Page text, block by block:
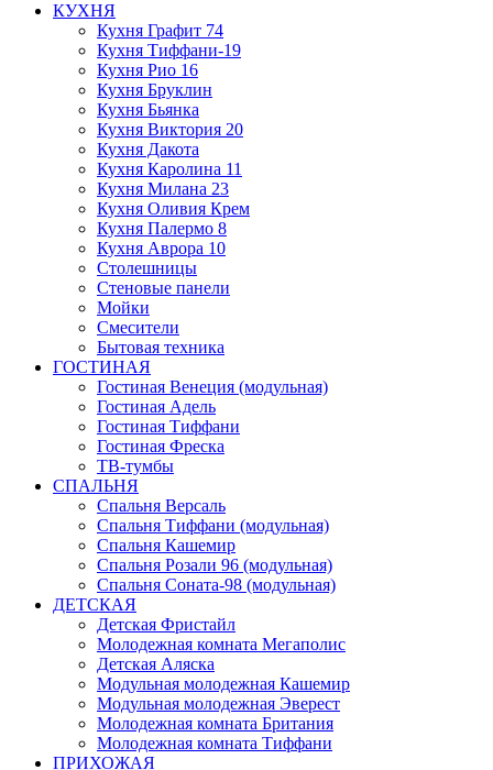
КУХНЯ
Кухня Графит 74
Кухня Тиффани-19
Кухня Рио 16
Кухня Бруклин
Кухня Бьянка
Кухня Виктория 20
Кухня Дакота
Кухня Каролина 11
Кухня Милана 23
Кухня Оливия Крем
Кухня Палермо 8
Кухня Аврора 10
Столешницы
Стеновые панели
Мойки
Смесители
Бытовая техника
ГОСТИНАЯ
Гостиная Венеция (модульная)
Гостиная Адель
Гостиная Тиффани
Гостиная Фреска
ТВ-тумбы
СПАЛЬНЯ
Спальня Версаль
Спальня Тиффани (модульная)
Спальня Кашемир
Спальня Розали 96 (модульная)
Спальня Соната-98 (модульная)
ДЕТСКАЯ
Детская Фристайл
Молодежная комната Мегаполис
Детская Аляска
Модульная молодежная Кашемир
Модульная молодежная Эверест
Молодежная комната Британия
Молодежная комната Тиффани
ПРИХОЖАЯ